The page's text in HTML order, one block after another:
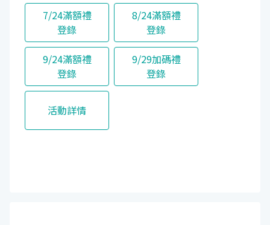
7/24滿額禮
登錄
8/24滿額禮
登錄
9/24滿額禮
登錄
9/29加碼禮
登錄
活動詳情